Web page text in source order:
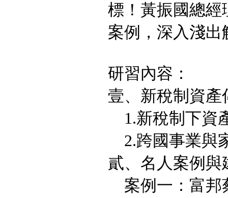
標！黃振國總經
案例，深入淺
研習內容：
壹、新稅制資產
1.新稅制下資
2.跨國事業與
貳、名人案例與
案例一：富邦